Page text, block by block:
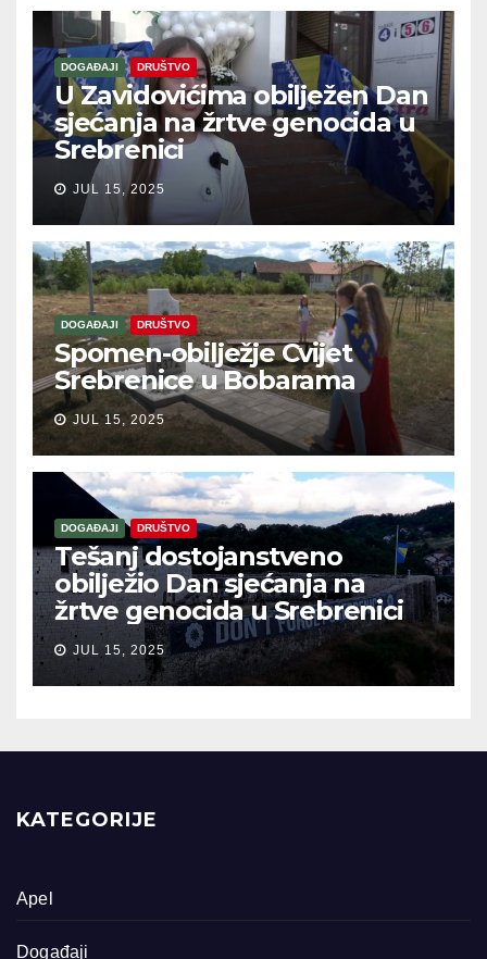
DOGAĐAJI DRUŠTVO
U Zavidovićima obilježen Dan
sjećanja na žrtve genocida u
Srebrenici
JUL 15, 2025
DOGAĐAJI DRUŠTVO
Spomen-obilježje Cvijet
Srebrenice u Bobarama
JUL 15, 2025
DOGAĐAJI DRUŠTVO
Tešanj dostojanstveno
obilježio Dan sjećanja na
žrtve genocida u Srebrenici
JUL 15, 2025
KATEGORIJE
Apel
Događaji